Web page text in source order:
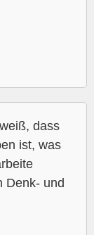
dass
ist, was
Denk- und